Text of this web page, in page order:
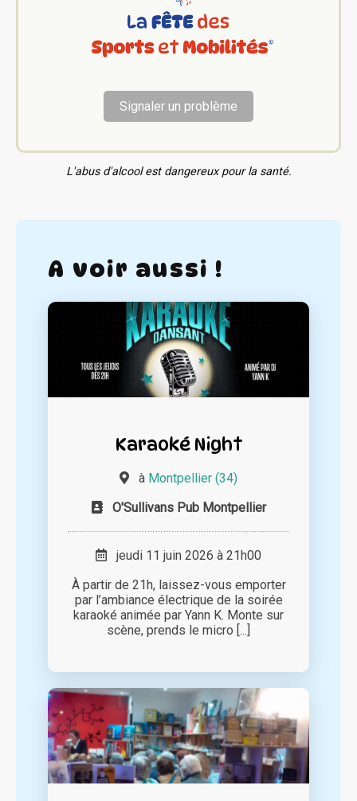
Signaler un problème
L'abus d'alcool est dangereux pour la santé.
A voir aussi !
Karaoké Night
à Montpellier (34)
O'Sullivans Pub Montpellier
jeudi 11 juin 2026 à 21h00
À partir de 21h, laissez-vous emporter
par l’ambiance électrique de la soirée
karaoké animée par Yann K. Monte sur
scène, prends le micro [...]